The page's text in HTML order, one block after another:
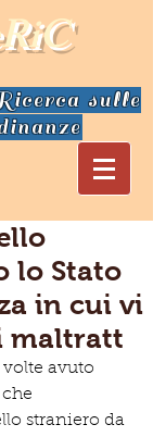
sulle
lo Stato
in cui vi
maltratt
volte avuto
straniero da